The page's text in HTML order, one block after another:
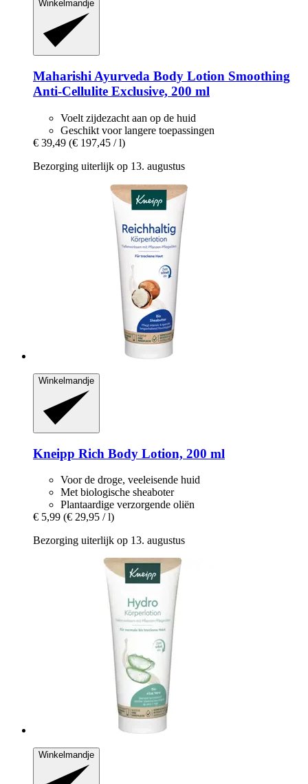
Winkelmandje
Maharishi Ayurveda Body Lotion Smoothing
Anti-​Cellulite Exclusive, 200 ml
Voelt zijdezacht aan op de huid
Geschikt voor langere toepassingen
€ 39,49 (€ 197,45 / l)
Bezorging uiterlijk op 13. augustus
Winkelmandje
Kneipp Rich Body Lotion, 200 ml
Voor de droge, veeleisende huid
Met biologische sheaboter
Plantaardige verzorgende oliën
€ 5,99 (€ 29,95 / l)
Bezorging uiterlijk op 13. augustus
Winkelmandje